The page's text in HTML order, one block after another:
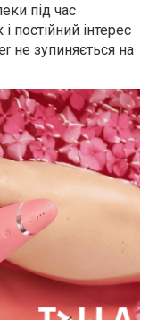
під час
постійний інтерес
не зупиняється на